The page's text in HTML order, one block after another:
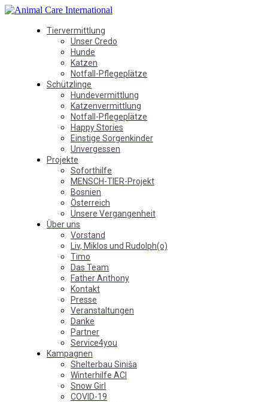
Tiervermittlung
Unser Credo
Hunde
Katzen
Notfall-Pflegeplätze
Schützlinge
Hundevermittlung
Katzenvermittlung
Notfall-Pflegeplätze
Happy Stories
Einstige Sorgenkinder
Unvergessen
Projekte
Soforthilfe
MENSCH-TIER-Projekt
Bosnien
Österreich
Unsere Vergangenheit
Über uns
Vorstand
Liv, Miklos und Rudolph(o)
Timo
Das Team
Father Anthony
Kontakt
Presse
Veranstaltungen
Danke
Partner
Service4you
Kampagnen
Shelterbau Siniša
Winterhilfe ACI
Snow Girl
COVID-19